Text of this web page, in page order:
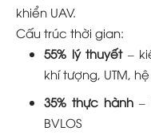
khiển UAV.
Cấu trúc thời gian:
55% lý thuyết–
khí tượng, UTM,
35% thực hành –
BVLOS